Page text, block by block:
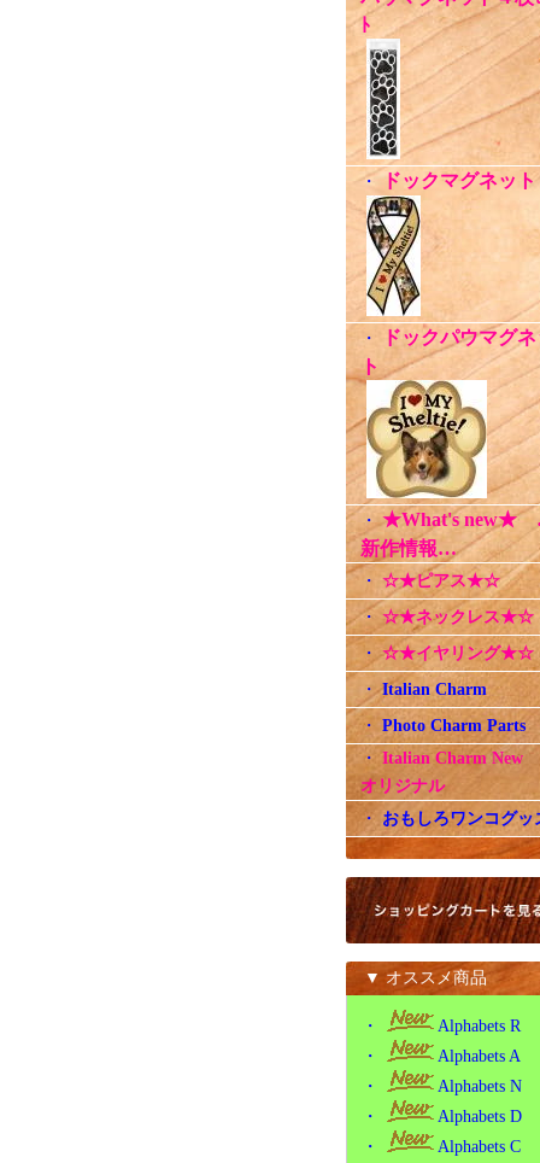
ﾄ
・ドックマグネット
・
ドックパウマグ
ト
・★What's new★
新作情報…
・ ☆★ピアス★☆
・ ☆★ネックレス★☆
・☆★イヤリング★☆
・Italian Charm
・Photo Charm Parts
・ Italian Charm
オリジナル
・ おもしろワンコグッ
▼ オススメ商品
・
Alphabets R
・
Alphabets A
・
Alphabets N
・
Alphabets D
・
Alphabets C